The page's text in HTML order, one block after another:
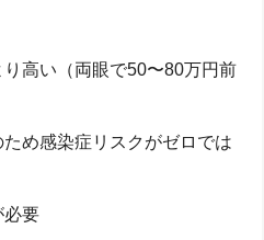
高い（両眼で50〜80万円前
め感染症リスクがゼロでは
必要